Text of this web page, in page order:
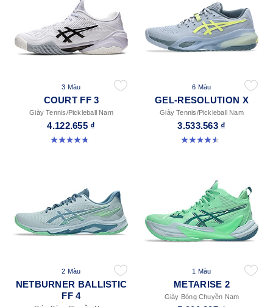
3 Màu
COURT FF 3
Giày Tennis/Pickleball Nam
4.122.655 ₫
4.7 trong số 5 sao. 203 đánh giá
6 Màu
GEL-RESOLUTION X
Giày Tennis/Pickleball Nam
3.533.563 ₫
4.5 trong số 5 sao. 226 đánh giá
2 Màu
NETBURNER BALLISTIC
FF 4
1 Màu
METARISE 2
Giày Bóng Chuyền Nam